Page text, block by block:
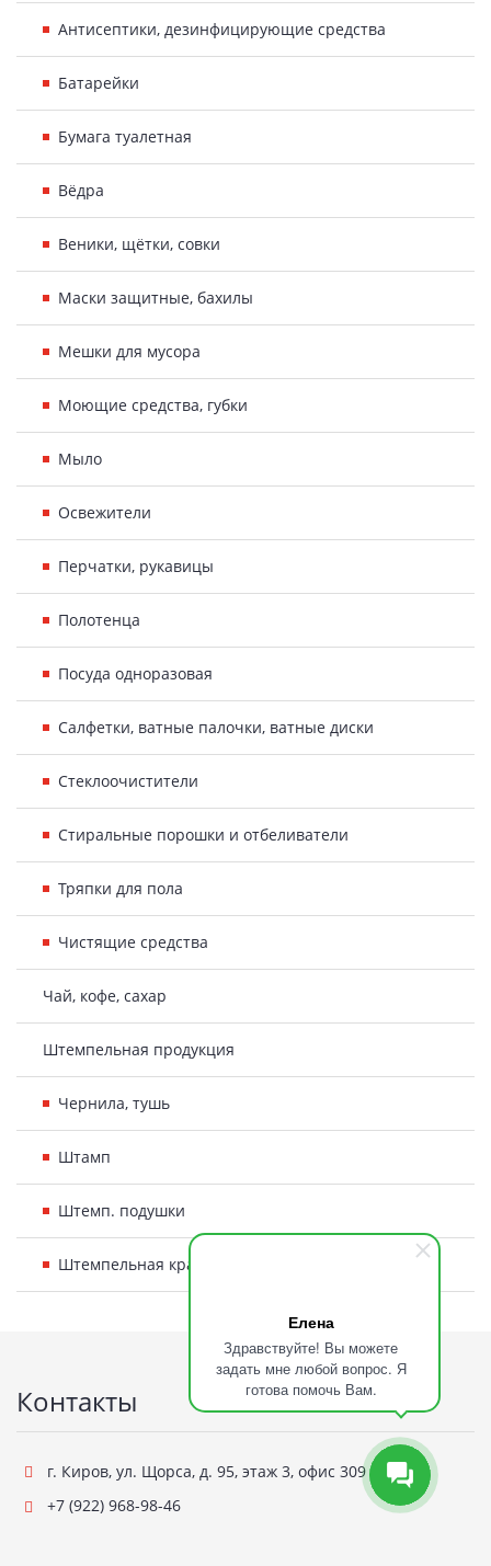
Елена
Здравствуйте! Вы можете
задать мне любой вопрос. Я
готова помочь Вам.
Антисептики, дезинфицирующие средства
Батарейки
Бумага туалетная
Вёдра
Веники, щётки, совки
Маски защитные, бахилы
Мешки для мусора
Моющие средства, губки
Мыло
Освежители
Перчатки, рукавицы
Полотенца
Посуда одноразовая
Салфетки, ватные палочки, ватные диски
Стеклоочистители
Стиральные порошки и отбеливатели
Тряпки для пола
Чистящие средства
Чай, кофе, сахар
Штемпельная продукция
Чернила, тушь
Штамп
Штемп. подушки
Штемпельная краска
Контакты
г. Киров, ул. Щорса, д. 95, этаж 3, офис 309
+7 (922) 968-98-46